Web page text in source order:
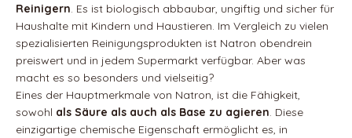
Reinigern. Es ist biologisch abbaubar, ungiftig und sicher für
Haushalte mit Kindern und Haustieren. Im Vergleich zu vielen
spezialisierten Reinigungsprodukten ist Natron obendrein
preiswert und in jedem Supermarkt verfügbar. Aber was
macht es so besonders und vielseitig?
Eines der Hauptmerkmale von Natron, ist die Fähigkeit,
sowohl als Säure als auch als Base zu agieren. Diese
einzigartige chemische Eigenschaft ermöglicht es, in